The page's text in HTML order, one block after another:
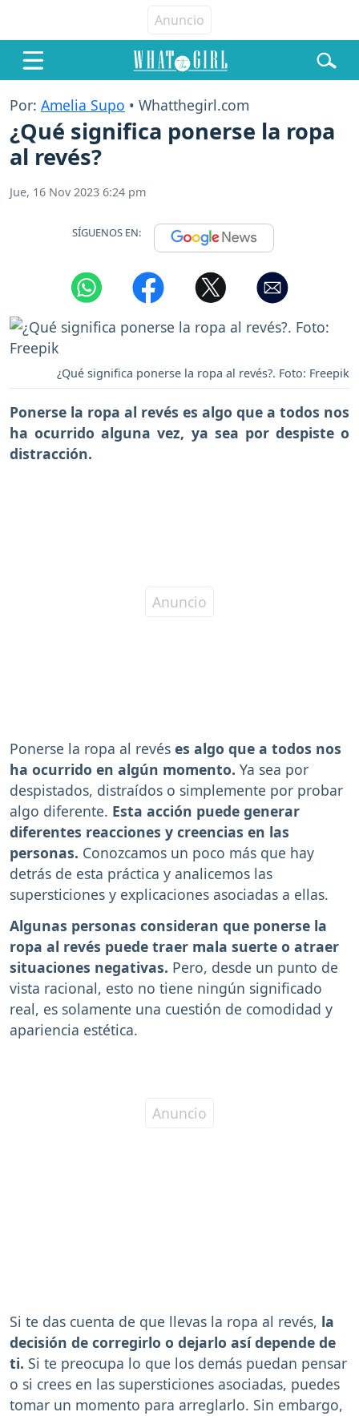
Por: Amelia Supo • Whatthegirl.com
¿Qué significa ponerse la ropa
al revés?
Jue, 16 Nov 2023 6:24 pm
SÍGUENOS EN:
¿Qué significa ponerse la ropa al revés?. Foto: Freepik
Ponerse la ropa al revés es algo que a todos nos
ha ocurrido alguna vez, ya sea por despiste o
distracción.
Ponerse la ropa al revés es algo que a todos nos
ha ocurrido en algún momento. Ya sea por
despistados, distraídos o simplemente por probar
algo diferente. Esta acción puede generar
diferentes reacciones y creencias en las
personas. Conozcamos un poco más que hay
detrás de esta práctica y analicemos las
supersticiones y explicaciones asociadas a ellas.
Algunas personas consideran que ponerse la
ropa al revés puede traer mala suerte o atraer
situaciones negativas. Pero, desde un punto de
vista racional, esto no tiene ningún significado
real, es solamente una cuestión de comodidad y
apariencia estética.
Si te das cuenta de que llevas la ropa al revés, la
decisión de corregirlo o dejarlo así depende de
ti. Si te preocupa lo que los demás puedan pensar
o si crees en las supersticiones asociadas, puedes
tomar un momento para arreglarlo. Sin embargo,